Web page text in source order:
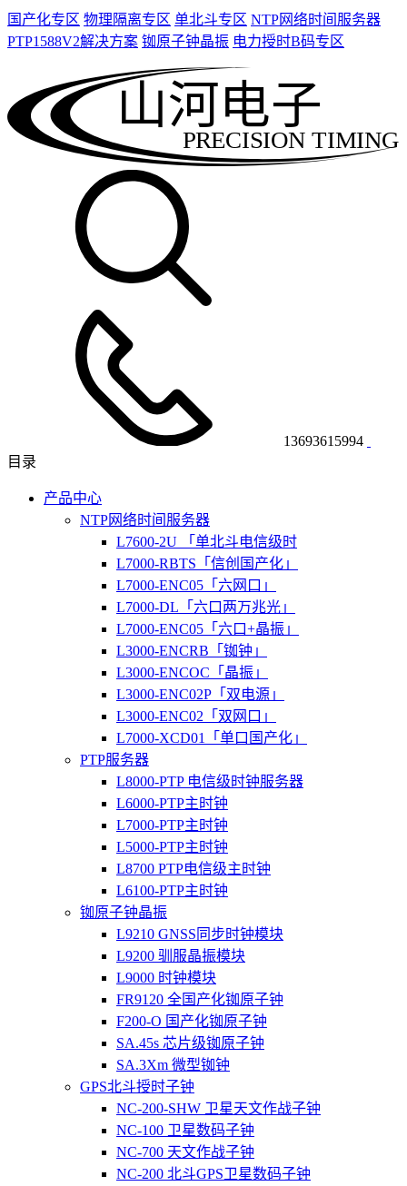
国产化专区 物理隔离专区 单北斗专区 NTP网络时间服务器
PTP1588V2解决方案 铷原子钟晶振 电力授时B码专区
PRECISION TIMING
山河电子
13693615994
目录
产品中心
NTP网络时间服务器
L7600-2U 「单北斗电信级时
L7000-RBTS「信创国产化」
L7000-ENC05「六网口」
L7000-DL「六口两万兆光」
L7000-ENC05「六口+晶振」
L3000-ENCRB「铷钟」
L3000-ENCOC「晶振」
L3000-ENC02P「双电源」
L3000-ENC02「双网口」
L7000-XCD01「单口国产化」
PTP服务器
L8000-PTP 电信级时钟服务器
L6000-PTP主时钟
L7000-PTP主时钟
L5000-PTP主时钟
L8700 PTP电信级主时钟
L6100-PTP主时钟
铷原子钟晶振
L9210 GNSS同步时钟模块
L9200 驯服晶振模块
L9000 时钟模块
FR9120 全国产化铷原子钟
F200-O 国产化铷原子钟
SA.45s 芯片级铷原子钟
SA.3Xm 微型铷钟
GPS北斗授时子钟
NC-200-SHW 卫星天文作战子钟
NC-100 卫星数码子钟
NC-700 天文作战子钟
NC-200 北斗GPS卫星数码子钟